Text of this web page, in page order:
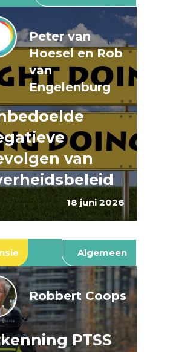
18 juni 2026
Peter van
Hoesel en Rob
van
Engelenburg
van
Algemeen
Robbert Coops
PTSS